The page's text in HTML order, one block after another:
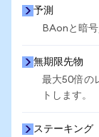
予測
BAonと暗
無期限先物
最大50倍の
トします。
ステーキング